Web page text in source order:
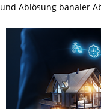
und Ablösung banaler